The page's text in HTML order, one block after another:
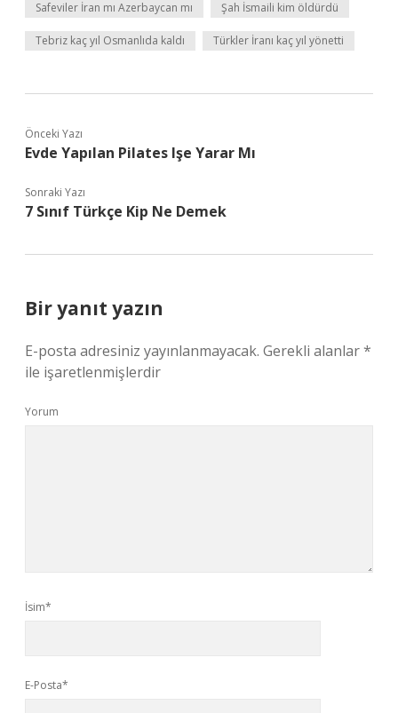
Safeviler İran mı Azerbaycan mı Şah İsmaili kim öldürdü
Tebriz kaç yıl Osmanlıda kaldı Türkler İranı kaç yıl yönetti
Önceki Yazı
Evde Yapılan Pilates Işe Yarar Mı
Sonraki Yazı
7 Sınıf Türkçe Kip Ne Demek
Bir yanıt yazın
E-posta adresiniz yayınlanmayacak. Gerekli alanlar*
ile işaretlenmişlerdir
Yorum
İsim*
E-Posta*